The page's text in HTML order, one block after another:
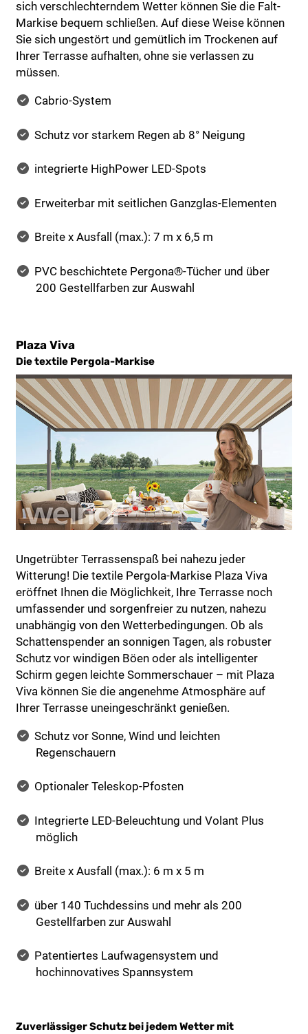
sich verschlechterndem Wetter können Sie die Falt-
Markise bequem schließen. Auf diese Weise können
Sie sich ungestört und gemütlich im Trockenen auf
Ihrer Terrasse aufhalten, ohne sie verlassen zu
müssen.
Cabrio-System
Schutz vor starkem Regen ab 8° Neigung
integrierte HighPower LED-Spots
Erweiterbar mit seitlichen Ganzglas-Elementen
Breite x Ausfall (max.): 7 m x 6,5 m
PVC beschichtete Pergona®-Tücher und über
200 Gestellfarben zur Auswahl
Plaza Viva
Die textile Pergola-Markise
Ungetrübter Terrassenspaß bei nahezu jeder
Witterung! Die textile Pergola-Markise Plaza Viva
eröffnet Ihnen die Möglichkeit, Ihre Terrasse noch
umfassender und sorgenfreier zu nutzen, nahezu
unabhängig von den Wetterbedingungen. Ob als
Schattenspender an sonnigen Tagen, als robuster
Schutz vor windigen Böen oder als intelligenter
Schirm gegen leichte Sommerschauer – mit Plaza
Viva können Sie die angenehme Atmosphäre auf
Ihrer Terrasse uneingeschränkt genießen.
Schutz vor Sonne, Wind und leichten
Regenschauern
Optionaler Teleskop-Pfosten
Integrierte LED-Beleuchtung und Volant Plus
möglich
Breite x Ausfall (max.): 6 m x 5 m
über 140 Tuchdessins und mehr als 200
Gestellfarben zur Auswahl
Patentiertes Laufwagensystem und
hochinnovatives Spannsystem
Zuverlässiger Schutz bei jedem Wetter mit